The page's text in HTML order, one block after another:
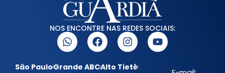
NOS ENCONTRE NAS REDES SOCIAIS:
São PauloGrande ABCAlto Tietê